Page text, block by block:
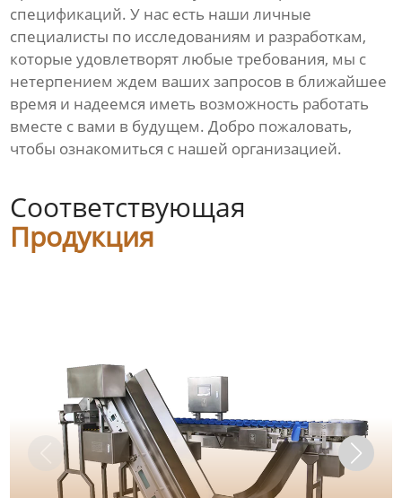
спецификаций. У нас есть наши личные
специалисты по исследованиям и разработкам,
которые удовлетворят любые требования, мы с
нетерпением ждем ваших запросов в ближайшее
время и надеемся иметь возможность работать
вместе с вами в будущем. Добро пожаловать,
чтобы ознакомиться с нашей организацией.
Соответствующая
Продукция